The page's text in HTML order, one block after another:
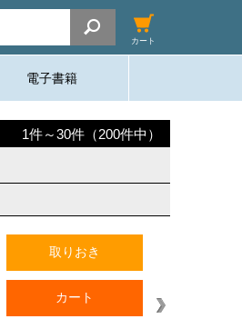
カート
電子書籍
1件～30件（200件中）
取りおき
カート